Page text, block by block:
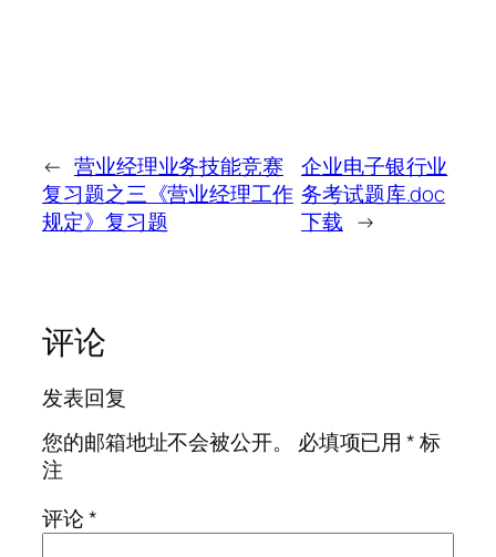
← 营业经理业务技能竞赛
复习题之三《营业经理工作
规定》复习题
企业电子银行业
务考试题库.doc
下载 →
评论
发表回复
您的邮箱地址不会被公开。
必填项已用*标
注
评论*